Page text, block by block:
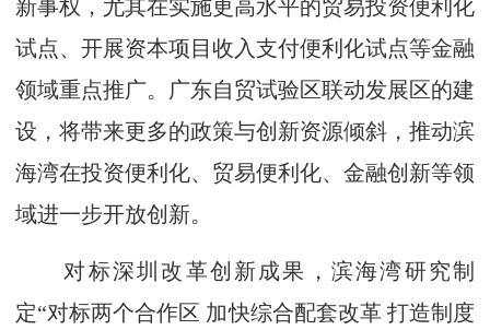
新事权，尤其在实施更高水平的贸易投资便利化
试点、开展资本项目收入支付便利化试点等金融
领域重点推广。广东自贸试验区联动发展区的建
设，将带来更多的政策与创新资源倾斜，推动滨
海湾在投资便利化、贸易便利化、金融创新等领
域进一步开放创新。
对标深圳改革创新成果，滨海湾研究制
定“对标两个合作区 加快综合配套改革 打造制度